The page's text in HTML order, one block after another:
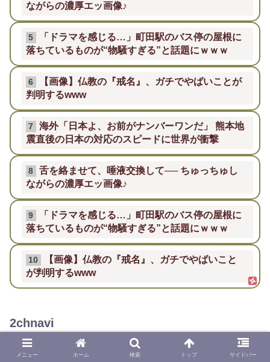
ながらの濃厚エッ画像♪
5
「ドラマを感じる…」町田駅のバス停の屋根に
落ちているものが“物騒すぎる”と話題にｗｗｗ
6
【画像】仏教の『戒名』、ガチでやばいことが
判明するwww
7
海外「日本よ、お前がナンバーワンだ」 熊本地
震直後の日本の対応のスピードに世界が衝撃
8
舌を絡ませて、唾液交換して── ちゅっちゅし
ながらの濃厚エッ画像♪
9
「ドラマを感じる…」町田駅のバス停の屋根に
落ちているものが“物騒すぎる”と話題にｗｗｗ
10
【画像】仏教の『戒名』、ガチでやばいこと
が判明するwww
2chnavi
トメが補聴器使用でも聞こえにくかった。私『ン十万円の高級
補聴器に変えよう！』 → トメ「聞こえる…」私『良かった！
メニュー ホーム 検索 トップ サイドバー